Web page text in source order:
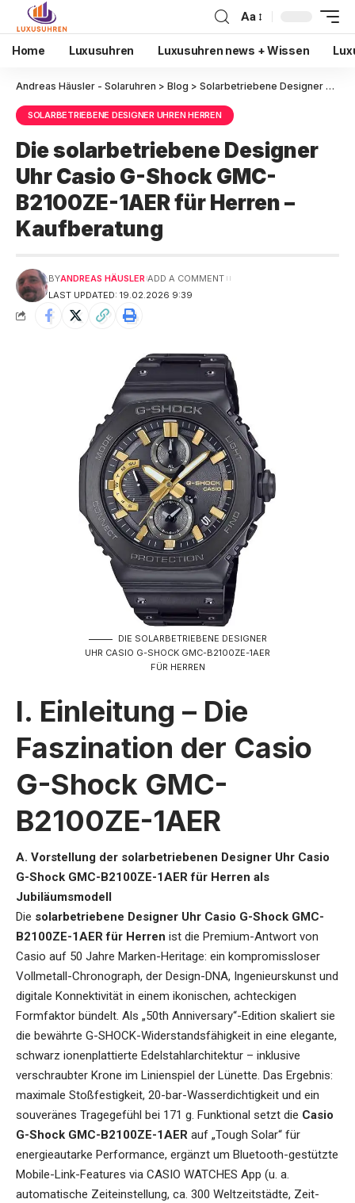
Aa
Home Luxusuhren Luxusuhren news + Wissen
Andreas Häusler - Solaruhren > Blog > Solarbetriebene Designer Uhren Herren
SOLARBETRIEBENE DESIGNER UHREN HERREN
Die solarbetriebene Designer
Uhr Casio G-Shock GMC-
B2100ZE-1AER für Herren –
Kaufberatung
LAST UPDATED: 19.02.2026 9:39
BYANDREAS HÄUSLER ADD A COMMENT
DIE SOLARBETRIEBENE DESIGNER
UHR CASIO G-SHOCK GMC-B2100ZE-1AER
FÜR HERREN
I. Einleitung – Die
Faszination der Casio
G-Shock GMC-
B2100ZE-1AER
A. Vorstellung der solarbetriebenen Designer Uhr Casio
G-Shock GMC-B2100ZE-1AER für Herren als
Jubiläumsmodell
Die solarbetriebene Designer Uhr Casio G-Shock GMC-
B2100ZE-1AER für Herren ist die Premium-Antwort von
Casio auf 50 Jahre Marken-Heritage: ein kompromissloser
Vollmetall-Chronograph, der Design-DNA, Ingenieurskunst und
digitale Konnektivität in einem ikonischen, achteckigen
Formfaktor bündelt. Als „50th Anniversary“-Edition skaliert sie
die bewährte G-SHOCK-Widerstandsfähigkeit in eine elegante,
schwarz ionenplattierte Edelstahlarchitektur – inklusive
verschraubter Krone im Linienspiel der Lünette. Das Ergebnis:
maximale Stoßfestigkeit, 20-bar-Wasserdichtigkeit und ein
souveränes Tragegefühl bei 171 g. Funktional setzt die Casio
G-Shock GMC-B2100ZE-1AER auf „Tough Solar“ für
energieautarke Performance, ergänzt um Bluetooth-gestützte
Mobile-Link-Features via CASIO WATCHES App (u. a.
automatische Zeiteinstellung, ca. 300 Weltzeitstädte, Zeit-